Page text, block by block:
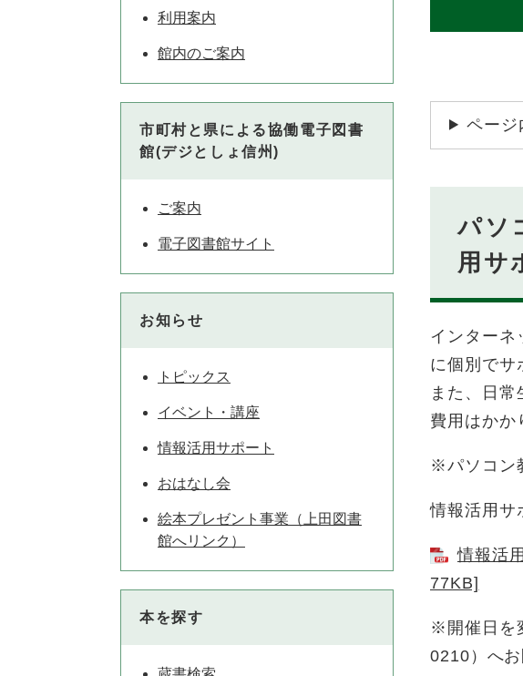
ページ
パソ
用サ
インターネ
に個別でサ
また、日
費用はかか
※パソコン
情報活用サ
情報活
77KB]
※開催日を
0210）へお
利用案内
館内のご案内
市町村と県による協働電子図書
館(デジとしょ信州)
ご案内
電子図書館サイト
お知らせ
トピックス
イベント・講座
情報活用サポート
おはなし会
絵本プレゼント事業（上田図書
館へリンク）
本を探す